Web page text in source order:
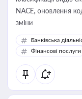
NACE, оновлення
зміни
Банківська
Фінансові послуги